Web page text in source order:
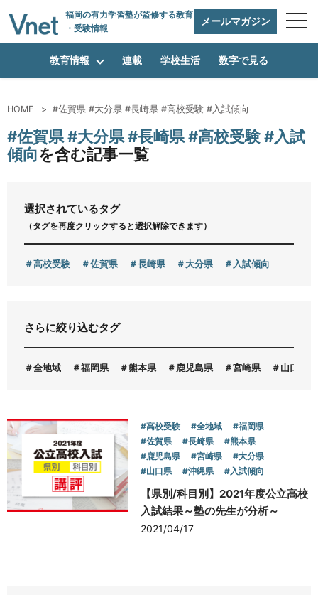
福岡の有力学習塾が監修する教育
・受験情報
メールマガジン
編集方針
運営会社
教育情報 連載 学校生活 数字で見る
HOME #佐賀県 #大分県 #長崎県 #高校受験 #入試傾向
#佐賀県 #大分県 #長崎県 #高校受験 #入試
傾向を含む記事一覧
選択されているタグ
（タグを再度クリックすると選択解除できます）
高校受験 佐賀県 長崎県 大分県 入試傾向
さらに絞り込むタグ
全地域 福岡県 熊本県 鹿児島県 宮崎県 山口県
#高校受験 #全地域
#福岡県
#佐賀県
#長崎県
#熊本県
#鹿児島県
#宮崎県
#大分県
#山口県
#沖縄県 #入試傾向
【県別/科目別】2021年度公立高校
入試結果～塾の先生が分析～
2021/04/17